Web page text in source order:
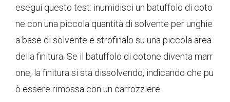
esegui questo test: inumidisci un batuffolo di coto
ne con una piccola quantità di solvente per unghie
a base di solvente e strofinalo su una piccola area
della finitura. Se il batuffolo di cotone diventa marr
one, la finitura si sta dissolvendo, indicando che pu
ò essere rimossa con un carrozziere.